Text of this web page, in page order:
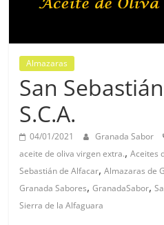
Almazaras
San
S.C.A.
04/01/2021 Granada Sabor
aceite de oliva virgen extra.,Aceites
Sebastián de Alfacar,Almazaras de
Granada Sabores,GranadaSabor,
Sierra de la Alfaguara